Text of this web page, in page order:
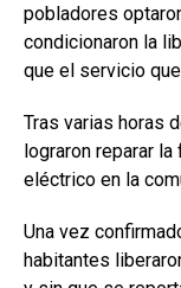
pobladores
condicionaron la
que el servicio
Tras varias horas
lograron reparar
eléctrico en la
Una vez
habitantes